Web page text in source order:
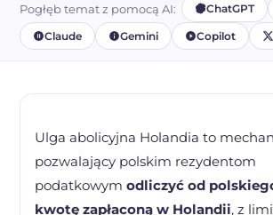
Pogłęb temat z pomocą AI: ChatGPT
Claude Gemini Copilot
Ulga abolicyjna Holandia to
pozwalający polskim rezydentom
podatkowymodliczyć od
kwotę zapłaconą w Holandii, z